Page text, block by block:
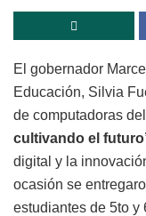
El gobernador
Educación, Silvia
de computadoras
cultivando el
digital y la
ocasión se
estudiantes de 5to y